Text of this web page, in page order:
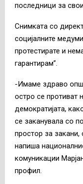
последници за
Снимката со
социјалните
протестирате и
гарантирам”.
-Имаме здраво
остро се противат
демократијата,
се заканувала со
простор за закани,
напиша
комуникации
профил.